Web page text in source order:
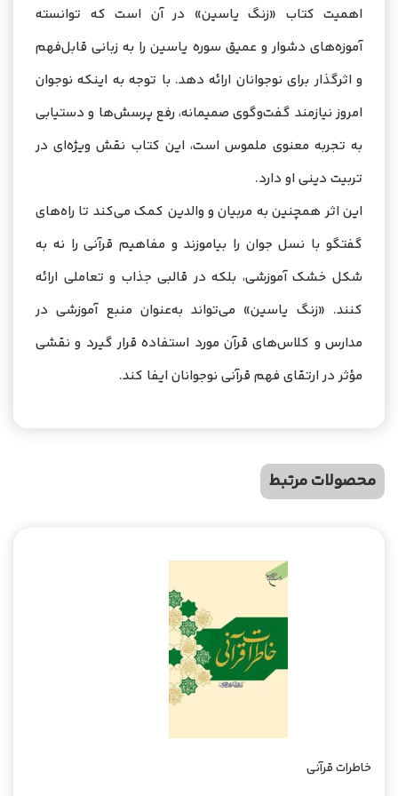
اهمیت کتاب «زنگ یاسین» در آن است که توانسته
آموزه‌های دشوار و عمیق سوره یاسین را به زبانی قابل‌فهم
و اثرگذار برای نوجوانان ارائه دهد. با توجه به اینکه نوجوان
امروز نیازمند گفت‌وگوی صمیمانه، رفع پرسش‌ها و دستیابی
به تجربه معنوی ملموس است، این کتاب نقش ویژه‌ای در
تربیت دینی او دارد.
این اثر همچنین به مربیان و والدین کمک می‌کند تا راه‌های
گفتگو با نسل جوان را بیاموزند و مفاهیم قرآنی را نه به
شکل خشک آموزشی، بلکه در قالبی جذاب و تعاملی ارائه
کنند. «زنگ یاسین» می‌تواند به‌عنوان منبع آموزشی در
مدارس و کلاس‌های قرآن مورد استفاده قرار گیرد و نقشی
مؤثر در ارتقای فهم قرآنی نوجوانان ایفا کند.
محصولات مرتبط
خاطرات قرآنی